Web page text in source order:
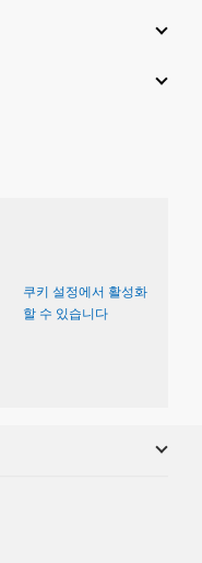
쿠키 설정에서 활성화
할 수 있습니다